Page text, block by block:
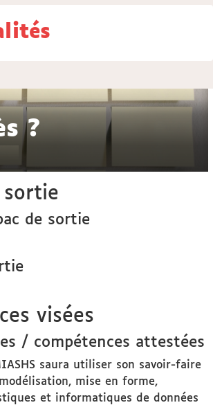
?
sortie
de sortie
visées
/ compétences attestées
saura utiliser son savoir-faire
mise en forme,
et informatiques de données